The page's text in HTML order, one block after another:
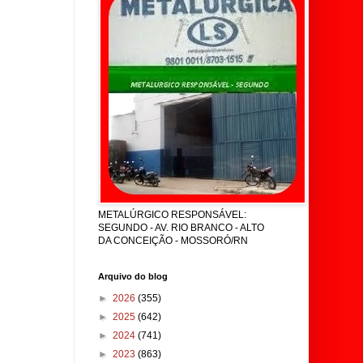
METALÚRGICO RESPONSÁVEL:
SEGUNDO - AV. RIO BRANCO - ALTO
DA CONCEIÇÃO - MOSSORÓ/RN
Arquivo do blog
► 2026 (355)
► 2025 (642)
► 2024 (741)
► 2023 (863)